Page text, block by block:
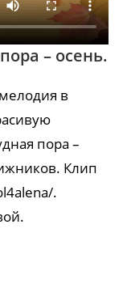
– осень.
в
пора –
Клип
.